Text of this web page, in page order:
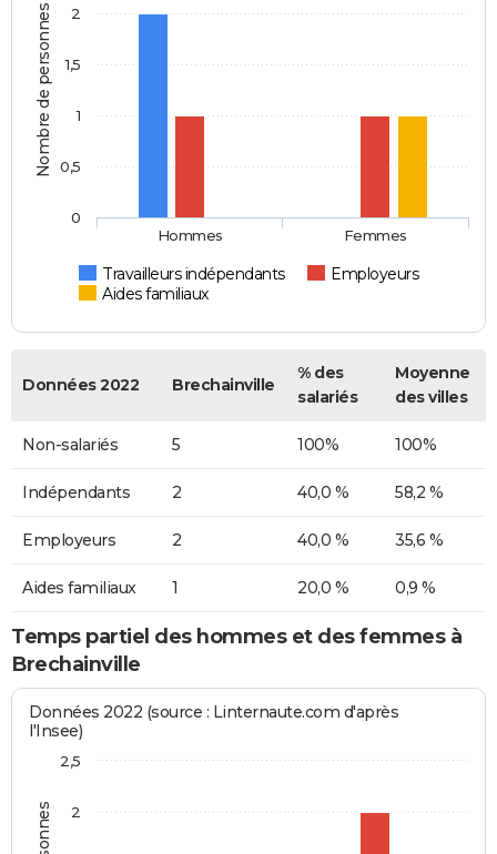
Nombre de personnes
Travailleurs indépendants
Employeurs
Aides familiaux
Hommes Femmes
0
0,5
1
1,5
2
Données 2022 Brechainville
% des
salariés
Moyenne
des villes
Non-salariés 5 100% 100%
Indépendants 2 40,0 % 58,2 %
Employeurs 2 40,0 % 35,6 %
Aides familiaux 1 20,0 % 0,9 %
Temps partiel des hommes et des femmes à
Brechainville
Données 2022 (source : Linternaute.com d'après
l'Insee)
2
2,5